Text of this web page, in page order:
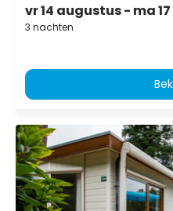
vr 14 augustus - ma
3 nachten